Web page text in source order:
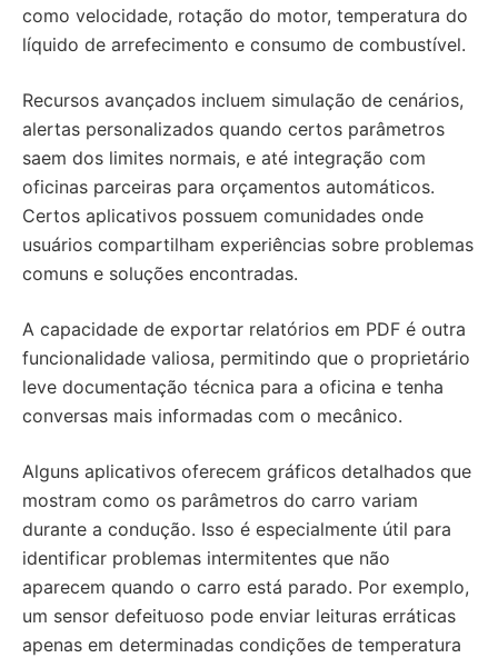
como velocidade, rotação do motor, temperatura do
líquido de arrefecimento e consumo de combustível.
Recursos avançados incluem simulação de cenários,
alertas personalizados quando certos parâmetros
saem dos limites normais, e até integração com
oficinas parceiras para orçamentos automáticos.
Certos aplicativos possuem comunidades onde
usuários compartilham experiências sobre problemas
comuns e soluções encontradas.
A capacidade de exportar relatórios em PDF é outra
funcionalidade valiosa, permitindo que o proprietário
leve documentação técnica para a oficina e tenha
conversas mais informadas com o mecânico.
Alguns aplicativos oferecem gráficos detalhados que
mostram como os parâmetros do carro variam
durante a condução. Isso é especialmente útil para
identificar problemas intermitentes que não
aparecem quando o carro está parado. Por exemplo,
um sensor defeituoso pode enviar leituras erráticas
apenas em determinadas condições de temperatura